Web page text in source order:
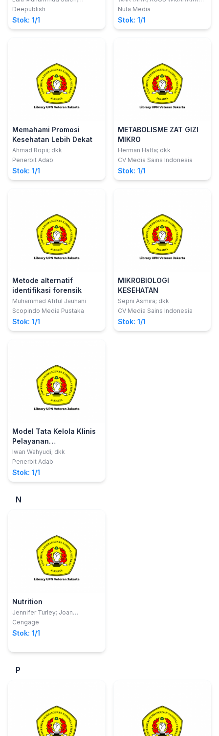
Kesehatan Kerja Dari
Aspek Psikologis Pada
ATC)
Syamsiar S. Russeng; Istiana
Tadjuddin
Deepublish
Stok: 1/1
DINA FADHILAH
Nuta Media
Stok: 1/1
Memahami Promosi
Kesehatan Lebih Dekat
Ahmad Ropii; dkk
Penerbit Adab
Stok: 1/1
METABOLISME ZAT GIZI
MIKRO
Herman Hatta; dkk
CV Media Sains Indonesia
Stok: 1/1
Metode alternatif
identifikasi forensik
Muhammad Afiful Jauhani
Scopindo Media Pustaka
Stok: 1/1
MIKROBIOLOGI
KESEHATAN
Sepni Asmira; dkk
CV Media Sains Indonesia
Stok: 1/1
Model Tata Kelola Klinis
Pelayanan
KeperawatanIntegratif
Profesional (Inpro) Dalam
Gedung Puskesmas
Iwan Wahyudi; dkk
Penerbit Adab
Stok: 1/1
N
Nutrition
Jennifer Turley; Joan
Thompson
Cengage
Stok: 1/1
P